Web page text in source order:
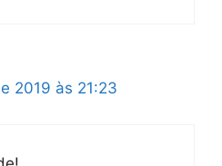
2019 às 21:23